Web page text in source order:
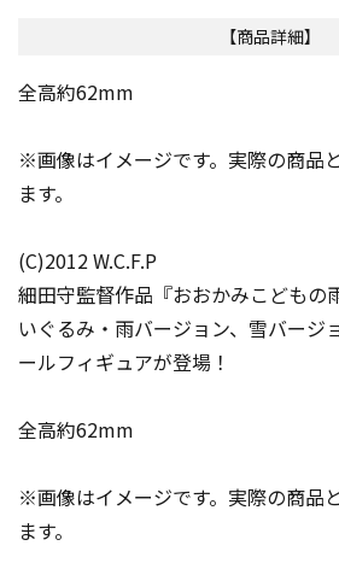
【商品詳細】
全高約62mm
※画像はイメージです。実際の商品
ます。
(C)2012 W.C.F.P
細田守監督作品『おおかみこどもの
いぐるみ・雨バージョン、雪バージ
ールフィギュアが登場！
全高約62mm
※画像はイメージです。実際の商品
ます。